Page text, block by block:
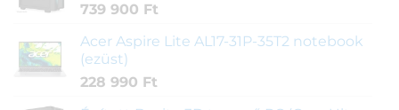
739 900 Ft
Acer Aspire Lite AL17-31P-35T2 notebook
(ezüst)
228 990 Ft